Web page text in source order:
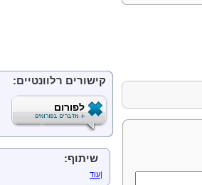
קישורים רלוונטיים:
לפורום
שיתוף:
|עוד